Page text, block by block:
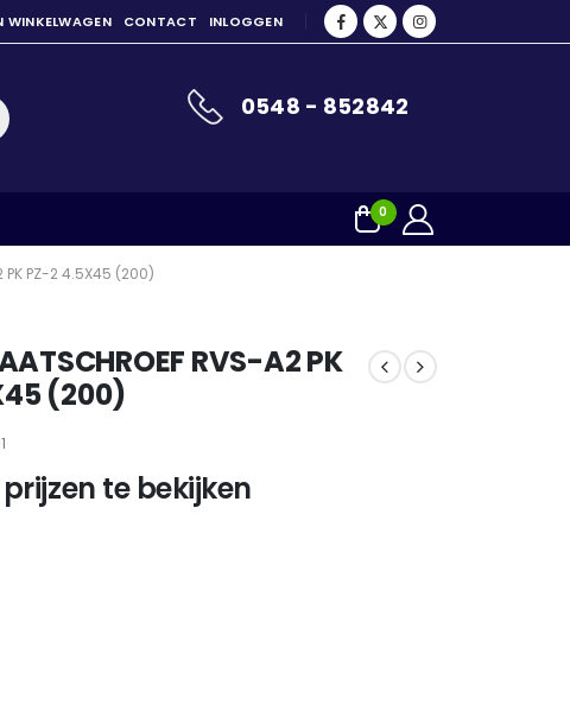
WINKELWAGEN CONTACT INLOGGEN
0548 - 852842
0
PK PZ-2 4.5X45 (200)
RVS-A2 PK
(200)
te bekijken